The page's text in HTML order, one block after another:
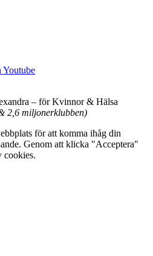
Youtube
– för Kvinnor & Hälsa
2,6 miljonerklubben)
för att komma ihåg din
Genom att klicka "Acceptera"
cookies.